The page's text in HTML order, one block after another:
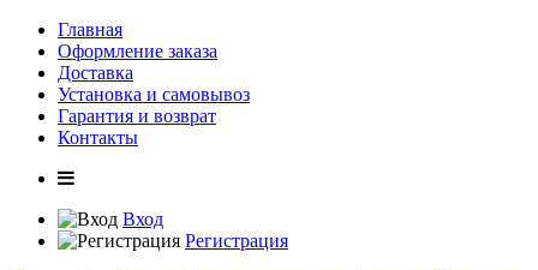
Главная
Оформление заказа
Доставка
Установка и самовывоз
Гарантия и возврат
Контакты
Вход
Регистрация